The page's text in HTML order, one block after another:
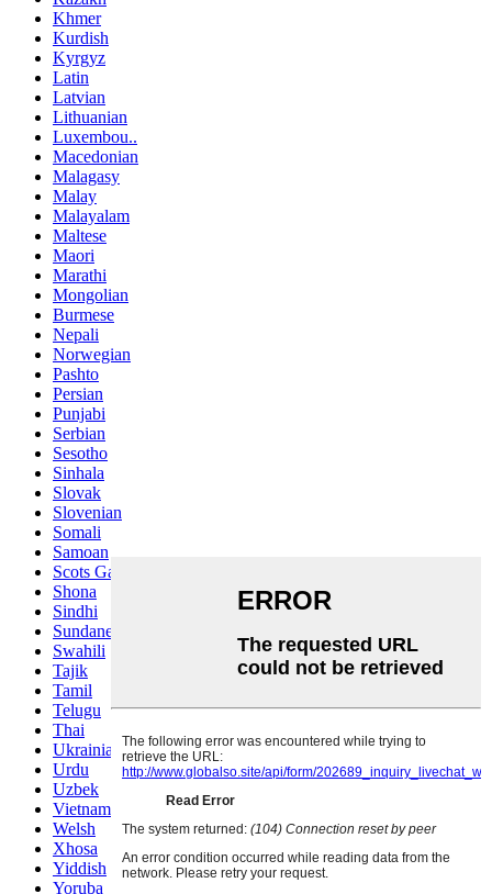
Khmer
Kurdish
Kyrgyz
Latin
Latvian
Lithuanian
Luxembou..
Macedonian
Malagasy
Malay
Malayalam
Maltese
Maori
Marathi
Mongolian
Burmese
Nepali
Norwegian
Pashto
Persian
Punjabi
Serbian
Sesotho
Sinhala
Slovak
Slovenian
Somali
Samoan
Scots Gaelic
Shona
Sindhi
Sundanese
Swahili
Tajik
Tamil
Telugu
Thai
Ukrainian
Urdu
Uzbek
Vietnamese
Welsh
Xhosa
Yiddish
Yoruba